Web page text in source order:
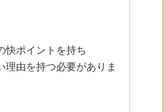
快ポイントを持ち
理由を持つ必要がありま